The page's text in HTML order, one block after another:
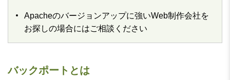
Apacheのバージョンアップに強いWeb制作会社を
お探しの場合にはご相談ください
バックポートとは